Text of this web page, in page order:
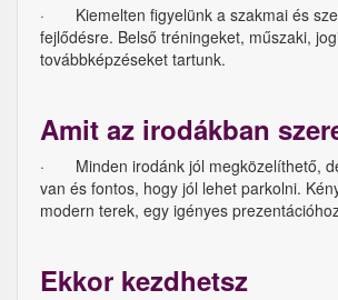
· Kiemelten figyelünk a szakmai és
fejlődésre. Belső tréningeket, műszaki,
továbbképzéseket tartunk.
Amit az irodákban
· Minden irodánk jól megközelíthető,
van és fontos, hogy jól lehet parkolni.
modern terek, egy igényes
Ekkor kezdhetsz